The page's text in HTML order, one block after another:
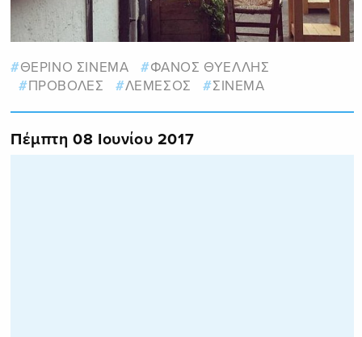
ΘΕΡΙΝΟ ΣΙΝΕΜΑ
ΦΑΝΟΣ ΘΥΕΛΛΗΣ
ΠΡΟΒΟΛΕΣ
ΛΕΜΕΣΟΣ ΣΙΝΕΜΑ
Πέμπτη 08 Ιουνίου 2017